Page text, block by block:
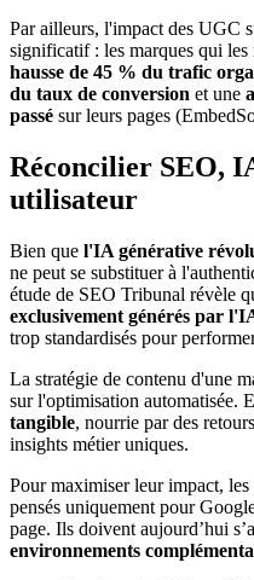
Par ailleurs, l'impact des UGC
significatif : les marques qui
hausse de 45 % du trafic
du taux de conversion et une
passé sur leurs pages
Réconcilier SEO,
utilisateur
Bien que l'IA générative
ne peut se substituer à
étude de SEO Tribunal révèle
exclusivement générés par
trop standardisés pour
La stratégie de contenu d'une
sur l'optimisation automatisée.
tangible, nourrie par des
insights métier uniques.
Pour maximiser leur impact,
pensés uniquement pour
page. Ils doivent aujourd’hui
environnements